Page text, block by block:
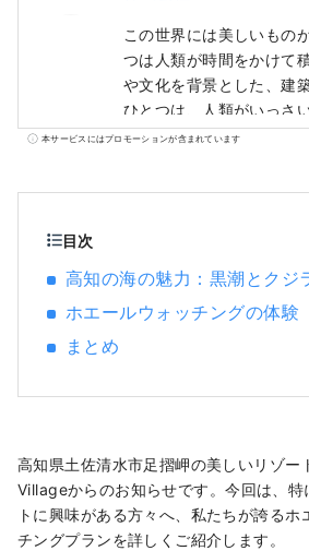
この世界には美しいもの
つは人類が時間をかけて
や文化を背景とした、建
ひとつは、人類がいっさ
い、自然だ。 わたしたち
本サービスにはプロモーションが含まれています
目次
高知の海の魅力：黒潮とクジ
ホエールウォッチングの体験
まとめ
高知県土佐清水市足摺岬の美しいリゾー
Villageからのお知らせです。今回は、特
トに興味がある方々へ、私たちが誇るホ
チングプランを詳しくご紹介します。